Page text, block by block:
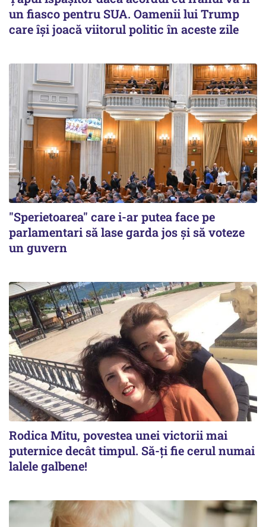
un fiasco pentru SUA. Oamenii lui Trump
care își joacă viitorul politic în aceste zile
"Sperietoarea" care i-ar putea face pe
parlamentari să lase garda jos și să voteze
un guvern
Rodica Mitu, povestea unei victorii mai
puternice decât timpul. Să-ți fie cerul numai
lalele galbene!